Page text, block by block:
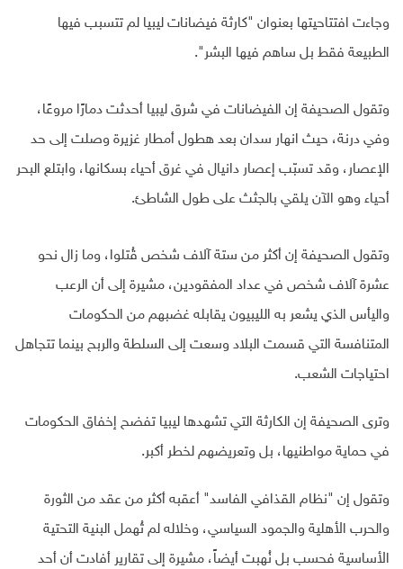
وجاءت افتتاحيتها بعنوان "كارثة فيضانات ليبيا لم تتسبب فيها
الطبيعة فقط بل ساهم فيها البشر".
وتقول الصحيفة إن الفيضانات في شرق ليبيا أحدثت دمارًا مروعًا،
وفي درنة، حيث انهار سدان بعد هطول أمطار غزيرة وصلت إلى حد
الإعصار، وقد تسبّب إعصار دانيال في غرق أحياء بسكانها، وابتلع البحر
أحياء وهو الآن يلقي بالجثث على طول الشاطئ.
وتقول الصحيفة إن أكثر من ستة آلاف شخص قُتلوا، وما زال نحو
عشرة آلاف شخص في عداد المفقودين، مشيرة إلى أن الرعب
واليأس الذي يشعر به الليبيون يقابله غضبهم من الحكومات
المتنافسة التي قسمت البلاد وسعت إلى السلطة والربح بينما تتجاهل
احتياجات الشعب.
وترى الصحيفة إن الكارثة التي تشهدها ليبيا تفضح إخفاق الحكومات
في حماية مواطنيها، بل وتعريضهم لخطر أكبر.
وتقول إن "نظام القذافي الفاسد" أعقبه أكثر من عقد من الثورة
والحرب الأهلية والجمود السياسي، وخلاله لم تُهمل البنية التحتية
الأساسية فحسب بل نُهبت أيضاً، مشيرة إلى تقارير أفادت أن أحد